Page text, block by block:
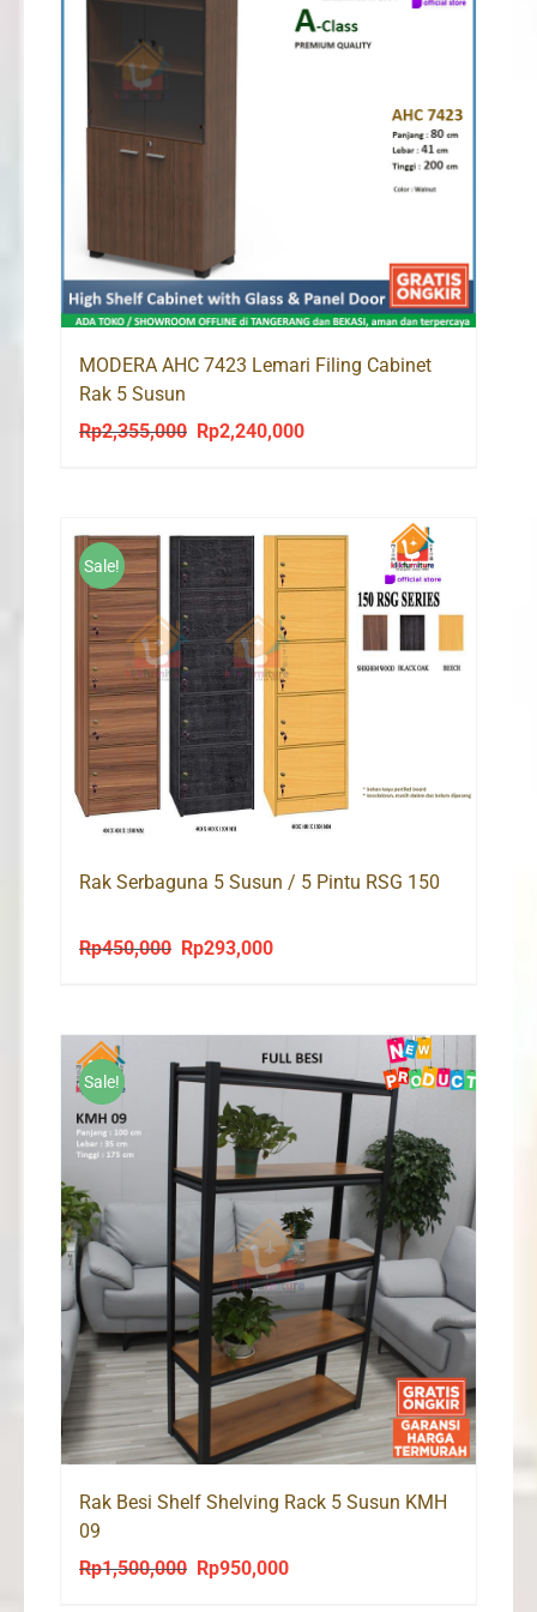
MODERA AHC 7423 Lemari Filing Cabinet
Rak 5 Susun
Rp2,355,000
Original
Rp2,355,000.
Rp2,240,000Current
Rp2,240,000.
Sale!
Rak Serbaguna 5 Susun / 5 Pintu RSG 150
Rp450,000
Original
Rp450,000.
Rp293,000Current
Rp293,000.
Sale!
Rak Besi Shelf Shelving Rack 5 Susun KMH
09
Rp1,500,000
Original
Rp950,000Current